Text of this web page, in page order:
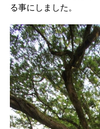
る事にしました。